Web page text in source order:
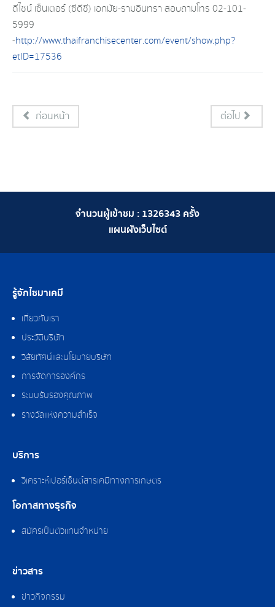
ดีไซน์ เซ็นเตอร์ (ซีดีซี) เอกมัย-รามอินทรา สอบถามโทร 02-101-
5999
-http://www.thaifranchisecenter.com/event/show.php?
etID=17536
ก่อนหน้า ต่อไป
จำนวนผู้เข้าชม : 1326343 ครั้ง
แผนผังเว็บไซต์
รู้จักไซมาเคมี
เกี่ยวกับเรา
ประวัติบริษัท
วิสัยทัศน์และนโยบายบริษัท
การจัดการองค์กร
ระบบรับรองคุณภาพ
รางวัลแห่งความสำเร็จ
บริการ
วิเคราะห์เปอร์เซ็นต์สารเคมีทางการเกษตร
โอกาสทางธุรกิจ
สมัครเป็นตัวแทนจำหน่าย
ข่าวสาร
ข่าวกิจกรรม